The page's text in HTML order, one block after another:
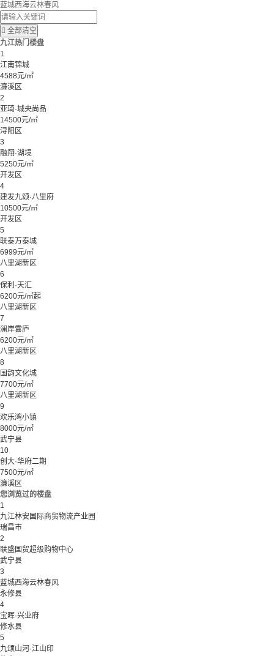
蓝城西海云林春风
 全部清空
九江热门楼盘
1
江南锦城
4588元/㎡
濂溪区
2
亚琦·城央尚品
14500元/㎡
浔阳区
3
融翔·湖境
5250元/㎡
开发区
4
建发九颂·八里府
10500元/㎡
开发区
5
联泰万泰城
6999元/㎡
八里湖新区
6
保利·天汇
6200元/㎡起
八里湖新区
7
澜岸雲庐
6200元/㎡
八里湖新区
8
国韵文化城
7700元/㎡
八里湖新区
9
欢乐湾小镇
8000元/㎡
武宁县
10
创大·华府二期
7500元/㎡
濂溪区
您浏览过的楼盘
1
九江林安国际商贸物流产业园
瑞昌市
2
联盛国贸超级购物中心
武宁县
3
蓝城西海云林春风
永修县
4
宝晖·兴业府
修水县
5
九颂山河·江山印